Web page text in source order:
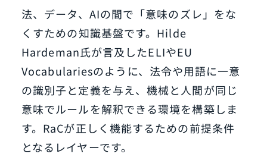
法、データ、AIの間で「意味のズレ」をな
くすための知識基盤です。Hilde
Hardeman氏が言及したELIやEU
Vocabulariesのように、法令や用語に一意
の識別子と定義を与え、機械と人間が同じ
意味でルールを解釈できる環境を構築しま
す。RaCが正しく機能するための前提条件
となるレイヤーです。